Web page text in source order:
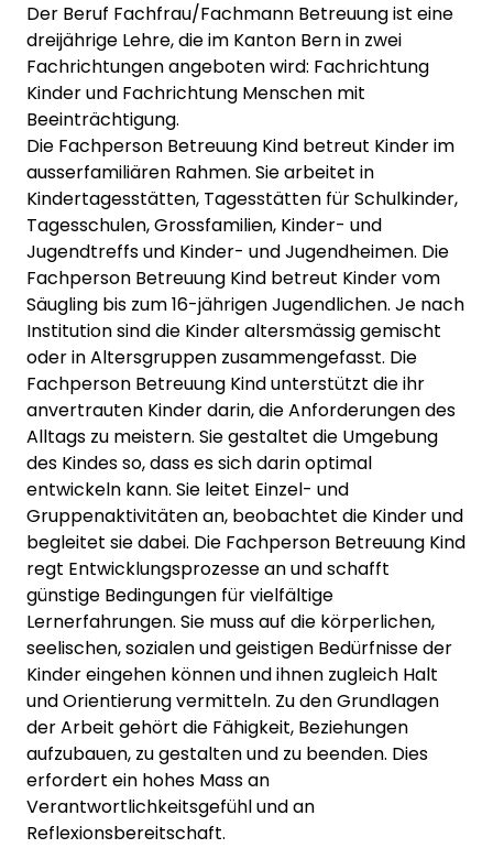
Der Beruf Fachfrau/Fachmann Betreuung ist eine
dreijährige Lehre, die im Kanton Bern in zwei
Fachrichtungen angeboten wird: Fachrichtung
Kinder und Fachrichtung Menschen mit
Beeinträchtigung.
Die Fachperson Betreuung Kind betreut Kinder im
ausserfamiliären Rahmen. Sie arbeitet in
Kindertagesstätten, Tagesstätten für Schulkinder,
Tagesschulen, Grossfamilien, Kinder- und
Jugendtreffs und Kinder- und Jugendheimen. Die
Fachperson Betreuung Kind betreut Kinder vom
Säugling bis zum 16-jährigen Jugendlichen. Je nach
Institution sind die Kinder altersmässig gemischt
oder in Altersgruppen zusammengefasst. Die
Fachperson Betreuung Kind unterstützt die ihr
anvertrauten Kinder darin, die Anforderungen des
Alltags zu meistern. Sie gestaltet die Umgebung
des Kindes so, dass es sich darin optimal
entwickeln kann. Sie leitet Einzel- und
Gruppenaktivitäten an, beobachtet die Kinder und
begleitet sie dabei. Die Fachperson Betreuung Kind
regt Entwicklungsprozesse an und schafft
günstige Bedingungen für vielfältige
Lernerfahrungen. Sie muss auf die körperlichen,
seelischen, sozialen und geistigen Bedürfnisse der
Kinder eingehen können und ihnen zugleich Halt
und Orientierung vermitteln. Zu den Grundlagen
der Arbeit gehört die Fähigkeit, Beziehungen
aufzubauen, zu gestalten und zu beenden. Dies
erfordert ein hohes Mass an
Verantwortlichkeitsgefühl und an
Reflexionsbereitschaft.